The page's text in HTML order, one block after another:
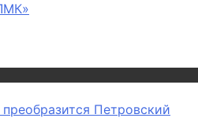
Петровский